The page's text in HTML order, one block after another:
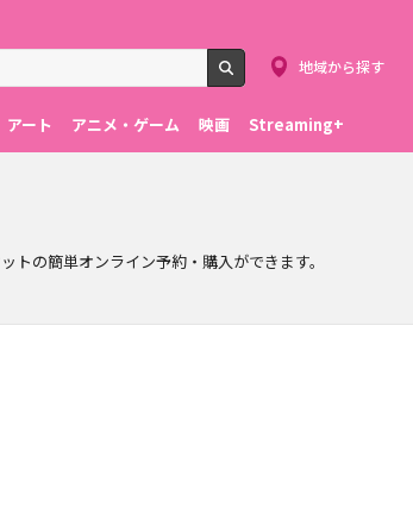
検索
地域から探す
アート アニメ・ゲーム 映画 Streaming+
の簡単オンライン予約・購入ができます。